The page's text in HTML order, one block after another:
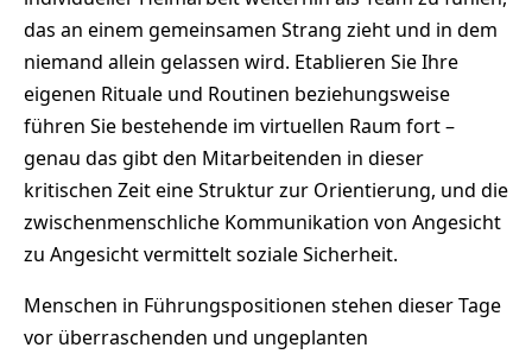
das an einem gemeinsamen Strang zieht und in dem
niemand allein gelassen wird. Etablieren Sie Ihre
eigenen Rituale und Routinen beziehungsweise
führen Sie bestehende im virtuellen Raum fort –
genau das gibt den Mitarbeitenden in dieser
kritischen Zeit eine Struktur zur Orientierung, und die
zwischenmenschliche Kommunikation von Angesicht
zu Angesicht vermittelt soziale Sicherheit.
Menschen in Führungspositionen stehen dieser Tage
vor überraschenden und ungeplanten